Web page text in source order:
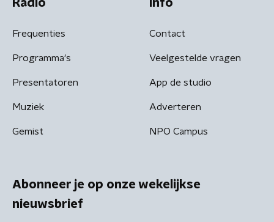
Radio
Frequenties
Programma's
Presentatoren
Muziek
Gemist
Info
Contact
Veelgestelde vragen
App de studio
Adverteren
NPO Campus
Abonneer je op onze wekelijkse
nieuwsbrief